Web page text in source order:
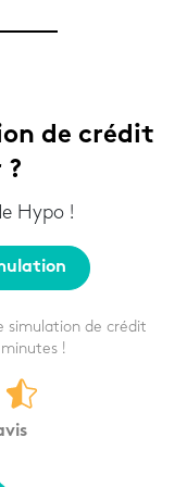
de crédit
?
Hypo !
simulation de crédit
!